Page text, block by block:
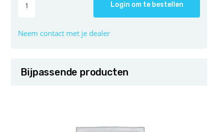
Login om te bestellen
Neem contact met je dealer
Bijpassende producten